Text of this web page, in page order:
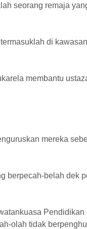
seorang remaja
di
membantu
mereka
berpecah-belah dek
olah tidak